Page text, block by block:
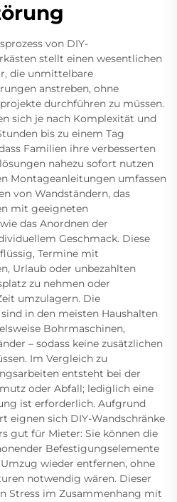
von DIY-
stellt einen wesentlichen
die unmittelbare
anstreben, ohne
durchführen zu müssen.
sich je nach Komplexität und
bis zu einem Tag
Familien ihre verbesserten
nahezu sofort nutzen
Montageanleitungen umfassen
von Wandständern, das
mit geeigneten
das Anordnen der
Geschmack. Diese
Termine mit
Urlaub oder unbezahlten
zu nehmen oder
umzulagern. Die
in den meisten Haushalten
Bohrmaschinen,
– sodass keine zusätzlichen
Im Vergleich zu
entsteht bei der
oder Abfall; lediglich eine
ist erforderlich. Aufgrund
eignen sich DIY-Wandschränke
gut für Mieter: Sie können die
Befestigungselemente
wieder entfernen, ohne
notwendig wären. Dieser
Stress im Zusammenhang mit